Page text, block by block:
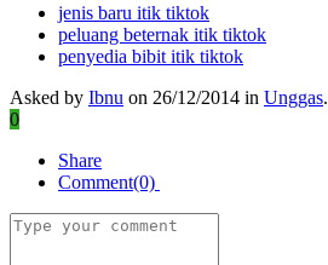
jenis baru itik tiktok
peluang beternak itik tiktok
penyedia bibit itik tiktok
Asked by Ibnu on 26/12/2014 in Unggas.
0
Share
Comment(0)